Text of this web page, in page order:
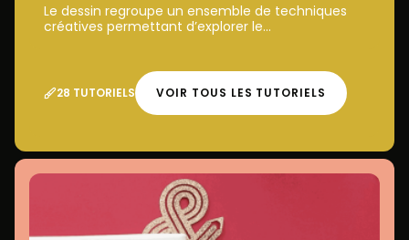
Le dessin regroupe un ensemble de techniques
créatives permettant d’explorer le...
28 TUTORIELS VOIR TOUS LES TUTORIELS